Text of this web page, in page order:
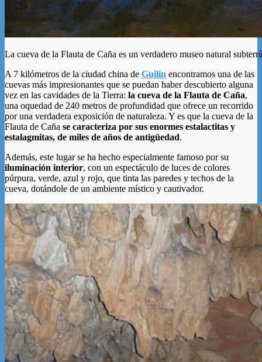
La cueva de la Flauta de Caña es un verdadero museo natural
A 7 kilómetros de la ciudad china de Guilin encontramos una de las
cuevas más impresionantes que se puedan haber descubierto alguna
vez en las cavidades de la Tierra: la cueva de la Flauta de Caña,
una oquedad de 240 metros de profundidad que ofrece un recorrido
por una verdadera exposición de naturaleza. Y es que la cueva de la
Flauta de Caña se caracteriza por sus enormes estalactitas y
estalagmitas, de miles de años de antigüedad.
Además, este lugar se ha hecho especialmente famoso por su
iluminación interior, con un espectáculo de luces de colores
púrpura, verde, azul y rojo, que tinta las paredes y techos de la
cueva, dotándole de un ambiente místico y cautivador.